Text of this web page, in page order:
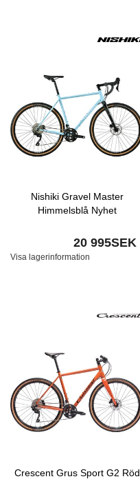
Nishiki Gravel Master
Himmelsblå Nyhet
20 995SEK
Visa lagerinformation
Crescent Grus Sport G2 Röd